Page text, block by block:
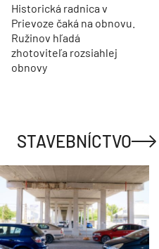
Historická radnica v
Prievoze čaká na obnovu.
Ružinov hľadá
zhotoviteľa rozsiahlej
obnovy
STAVEBNÍCTVO